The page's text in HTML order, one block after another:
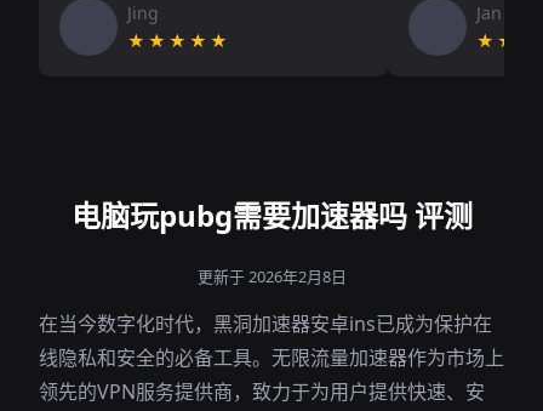
Jing
★★★★★
Jan V
电脑玩pubg需要加速器吗 评测
更新于 2026年2月8日
在当今数字化时代，黑洞加速器安卓ins已成为保护在
线隐私和安全的必备工具。无限流量加速器作为市场上
领先的VPN服务提供商，致力于为用户提供快速、安